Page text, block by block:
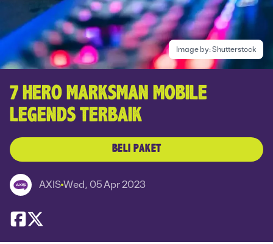
Image by:Shutterstock
7 HERO MARKSMAN MOBILE
LEGENDS TERBAIK
BELI PAKET
AXIS Wed, 05 Apr 2023